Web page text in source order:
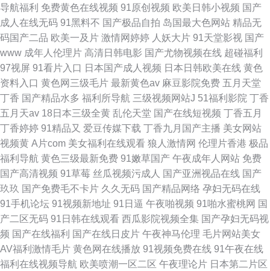
导航福利 免费黄色在线视频 91原创视频 欧美日韩小视频 国产
成人在线无码 91黑料不 国产极品自拍 岛国最大色网站 精品无
码国产二品 欧美一及片 激情网婷婷 人妖大片 91天堂影视 国产
www 成年人伦理片 高清日韩电影 国产尤物视频在线 超碰福利
97视屏 91看片入口 日本国产成人视频 日本日韩欧美在线 黄色
资料入口 黄色网三级毛片 最新黄色av 麻豆影院免费 五月天堂
丁香 国产精品水多 福利所导航 三级视频网站J 51福利影院 丁香
五月天av 18日本三级全黄 乱伦天堂 国产在线短视频 丁香五月
丁香婷婷 91精品又 爱豆传媒下载 丁香九月国产主播 美女网站
视频黄 A片com 美女福利在线观看 狼人激情网 伦理片香港 极品
福利导航 黄色三级最新免费 91嫩草国产 午夜成年人网站 免费
国产高清视频 91草莓 丝瓜视频污成人 国产亚洲视品在线 国产
玖玖 国产免费毛不卡片 久久无码 国产精品网络 孕妇无码在线
91手机论坛 91视频新地址 91日逼 午夜啪视频 91啪水蜜桃网 国
产二区无码 91日韩在线观看 西瓜影院视频全集 国产孕妇无码视
频 国产在线福利 国产在线日皮片 午夜神马伦理 毛片网站美女
AV福利激情毛片 黄色网在线播放 91视频免费在线 91午夜在线
福利在线视频导航 欧美喷潮一区二区 午夜理论片 日本第二片区